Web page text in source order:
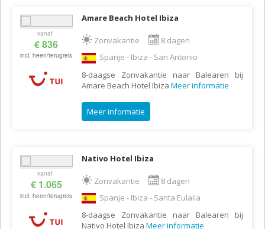
vanaf
€ 836
incl. heen/terugreis
Amare Beach Hotel Ibiza
Zonvakantie
8 dagen
Spanje - Ibiza - San Antonio
8-daagse Zonvakantie naar Balearen bij
Amare Beach Hotel Ibiza Meer informatie
Meer informatie
vanaf
€ 1.065
incl. heen/terugreis
Nativo Hotel Ibiza
Zonvakantie
8 dagen
Spanje - Ibiza - Santa Eulalia
8-daagse Zonvakantie naar Balearen bij
Nativo Hotel Ibiza Meer informatie